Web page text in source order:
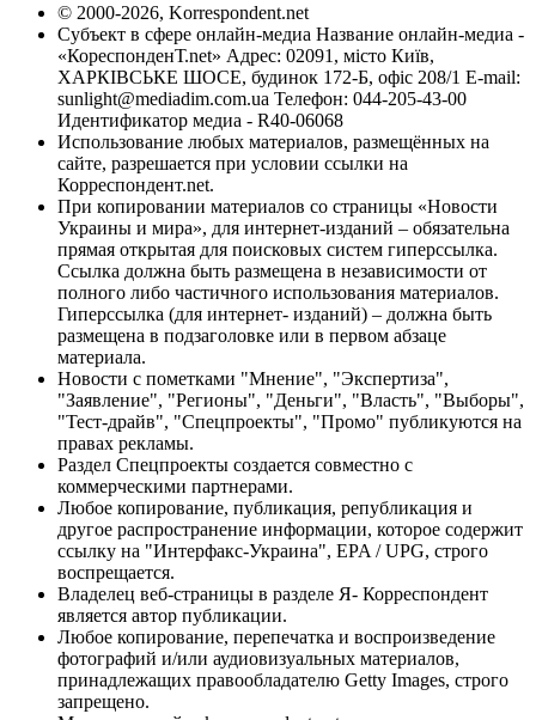
© 2000-2026, Korrespondent.net
Субъект в сфере онлайн-медиа Название онлайн-медиа -
«КореспонденТ.net» Адрес: 02091, місто Київ,
ХАРКІВСЬКЕ ШОСЕ, будинок 172-Б, офіс 208/1 E-mail:
sunlight@mediadim.com.ua Телефон: 044-205-43-00
Идентификатор медиа - R40-06068
Использование любых материалов, размещённых на
сайте, разрешается при условии ссылки на
Корреспондент.net.
При копировании материалов со страницы «Новости
Украины и мира», для интернет-изданий – обязательна
прямая открытая для поисковых систем гиперссылка.
Ссылка должна быть размещена в независимости от
полного либо частичного использования материалов.
Гиперссылка (для интернет- изданий) – должна быть
размещена в подзаголовке или в первом абзаце
материала.
Новости с пометками "Мнение", "Экспертиза",
"Заявление", "Регионы", "Деньги", "Власть", "Выборы",
"Тест-драйв", "Спецпроекты", "Промо" публикуются на
правах рекламы.
Раздел Спецпроекты создается совместно с
коммерческими партнерами.
Любое копирование, публикация, републикация и
другое распространение информации, которое содержит
ссылку на "Интерфакс-Украина", EPA / UPG, строго
воспрещается.
Владелец веб-страницы в разделе Я- Корреспондент
является автор публикации.
Любое копирование, перепечатка и воспроизведение
фотографий и/или аудиовизуальных материалов,
принадлежащих правообладателю Getty Images, строго
запрещено.